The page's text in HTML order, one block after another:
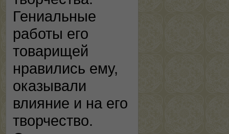
Гениальные
работы его
товарищей
нравились ему,
оказывали
влияние и на его
творчество.